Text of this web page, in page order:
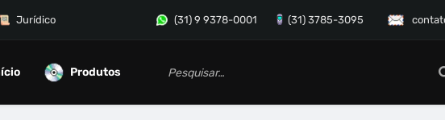
(31) 9 9378-0001 (31) 3785-3095
Jurídico
Produtos